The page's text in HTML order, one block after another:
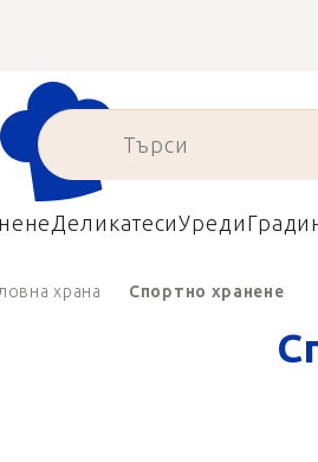
ДеликатесиУреди
храна Спортно хранене